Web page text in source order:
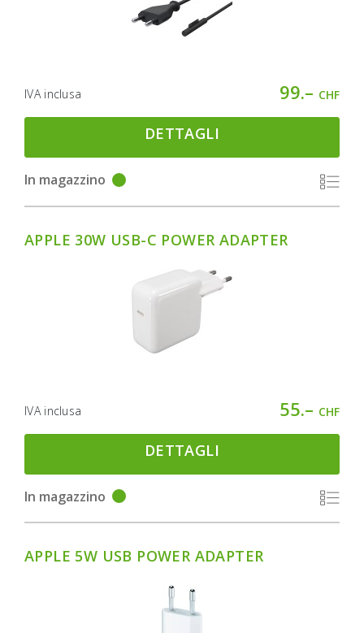
IVA inclusa 99.– CHF
DETTAGLI
In magazzino
APPLE 30W USB-C POWER ADAPTER
IVA inclusa 55.– CHF
DETTAGLI
In magazzino
APPLE 5W USB POWER ADAPTER